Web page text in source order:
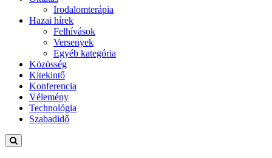
Irodalomterápia
Hazai hírek
Felhívások
Versenyek
Egyéb kategória
Közösség
Kitekintő
Konferencia
Vélemény
Technológia
Szabadidő